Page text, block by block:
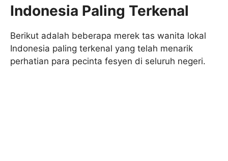
Indonesia Paling Terkenal
Berikut adalah beberapa merek tas wanita lokal
Indonesia paling terkenal yang telah menarik
perhatian para pecinta fesyen di seluruh negeri.